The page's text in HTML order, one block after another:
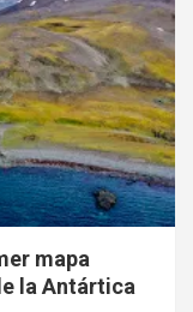
mapa
la Antártica